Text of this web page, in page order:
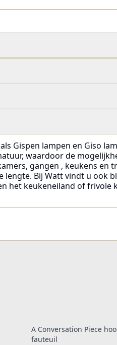
Gispen lampen en Giso
waardoor de
gangen , keukens en
Bij Watt vindt u ook
het keukeneiland of frivole
A Conversation Piece
fauteuil